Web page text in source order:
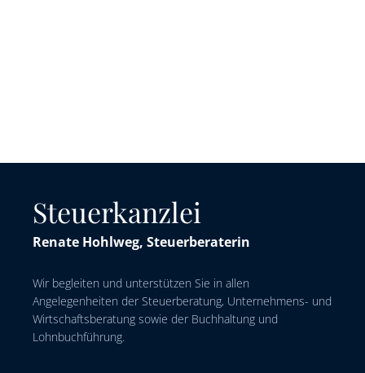
Steuerkanzlei
Renate Hohlweg, Steuerberaterin
Wir begleiten und unterstützen Sie in allen
Angelegenheiten der Steuerberatung, Unternehmens- und
Wirtschaftsberatung sowie der Buchhaltung und
Lohnbuchführung.